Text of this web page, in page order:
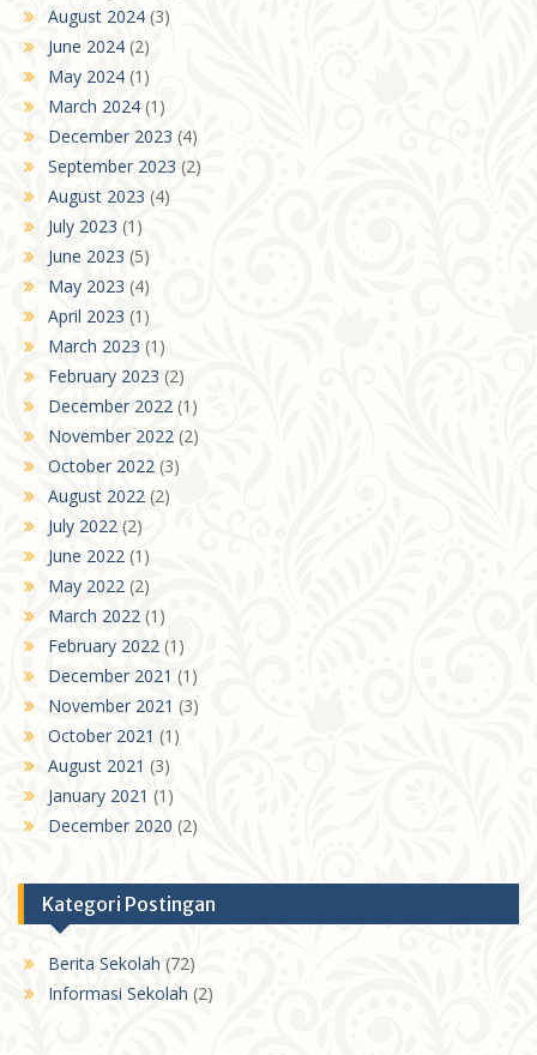
August 2024 (3)
June 2024 (2)
May 2024 (1)
March 2024 (1)
December 2023 (4)
September 2023 (2)
August 2023 (4)
July 2023 (1)
June 2023 (5)
May 2023 (4)
April 2023 (1)
March 2023 (1)
February 2023 (2)
December 2022 (1)
November 2022 (2)
October 2022 (3)
August 2022 (2)
July 2022 (2)
June 2022 (1)
May 2022 (2)
March 2022 (1)
February 2022 (1)
December 2021 (1)
November 2021 (3)
October 2021 (1)
August 2021 (3)
January 2021 (1)
December 2020 (2)
Kategori Postingan
Berita Sekolah (72)
Informasi Sekolah (2)